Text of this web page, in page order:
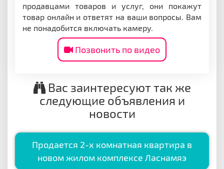
продавцами товаров и услуг, они покажут
товар онлайн и ответят на ваши вопросы. Вам
не понадобится включать камеру.
Позвонить по видео
Вас заинтересуют так же
следующие объявления и
новости
Продается 2-х комнатная квартира в
новом жилом комплексе Ласнамяэ